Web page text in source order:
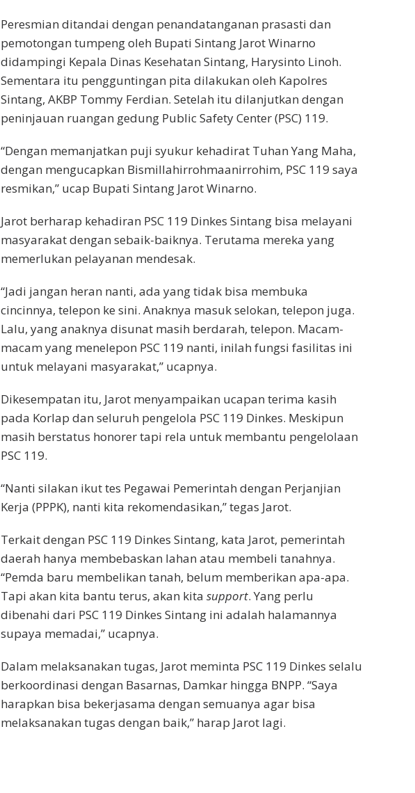
Peresmian ditandai dengan penandatanganan prasasti dan
pemotongan tumpeng oleh Bupati Sintang Jarot Winarno
didampingi Kepala Dinas Kesehatan Sintang, Harysinto Linoh.
Sementara itu pengguntingan pita dilakukan oleh Kapolres
Sintang, AKBP Tommy Ferdian. Setelah itu dilanjutkan dengan
peninjauan ruangan gedung Public Safety Center (PSC) 119.
“Dengan memanjatkan puji syukur kehadirat Tuhan Yang Maha,
dengan mengucapkan Bismillahirrohmaanirrohim, PSC 119 saya
resmikan,” ucap Bupati Sintang Jarot Winarno.
Jarot berharap kehadiran PSC 119 Dinkes Sintang bisa melayani
masyarakat dengan sebaik-baiknya. Terutama mereka yang
memerlukan pelayanan mendesak.
“Jadi jangan heran nanti, ada yang tidak bisa membuka
cincinnya, telepon ke sini. Anaknya masuk selokan, telepon juga.
Lalu, yang anaknya disunat masih berdarah, telepon. Macam-
macam yang menelepon PSC 119 nanti, inilah fungsi fasilitas ini
untuk melayani masyarakat,” ucapnya.
Dikesempatan itu, Jarot menyampaikan ucapan terima kasih
pada Korlap dan seluruh pengelola PSC 119 Dinkes. Meskipun
masih berstatus honorer tapi rela untuk membantu pengelolaan
PSC 119.
“Nanti silakan ikut tes Pegawai Pemerintah dengan Perjanjian
Kerja (PPPK), nanti kita rekomendasikan,” tegas Jarot.
Terkait dengan PSC 119 Dinkes Sintang, kata Jarot, pemerintah
daerah hanya membebaskan lahan atau membeli tanahnya.
“Pemda baru membelikan tanah, belum memberikan apa-apa.
Tapi akan kita bantu terus, akan kita support. Yang perlu
dibenahi dari PSC 119 Dinkes Sintang ini adalah halamannya
supaya memadai,” ucapnya.
Dalam melaksanakan tugas, Jarot meminta PSC 119 Dinkes selalu
berkoordinasi dengan Basarnas, Damkar hingga BNPP. “Saya
harapkan bisa bekerjasama dengan semuanya agar bisa
melaksanakan tugas dengan baik,” harap Jarot lagi.